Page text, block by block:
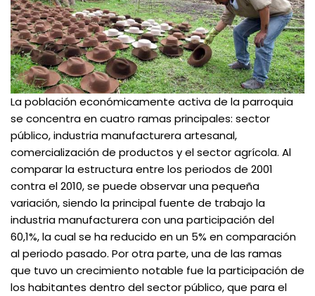
La población económicamente activa de la parroquia
se concentra en cuatro ramas principales: sector
público, industria manufacturera artesanal,
comercialización de productos y el sector agrícola. Al
comparar la estructura entre los periodos de 2001
contra el 2010, se puede observar una pequeña
variación, siendo la principal fuente de trabajo la
industria manufacturera con una participación del
60,1%, la cual se ha reducido en un 5% en comparación
al periodo pasado. Por otra parte, una de las ramas
que tuvo un crecimiento notable fue la participación de
los habitantes dentro del sector público, que para el